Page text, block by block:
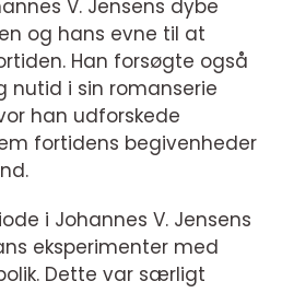
V. Jensens dybe
og hans evne til at
Han forsøgte også
nutid i sin romanserie
han udforskede
fortidens begivenheder
i Johannes V. Jensens
eksperimenter med
Dette var særligt